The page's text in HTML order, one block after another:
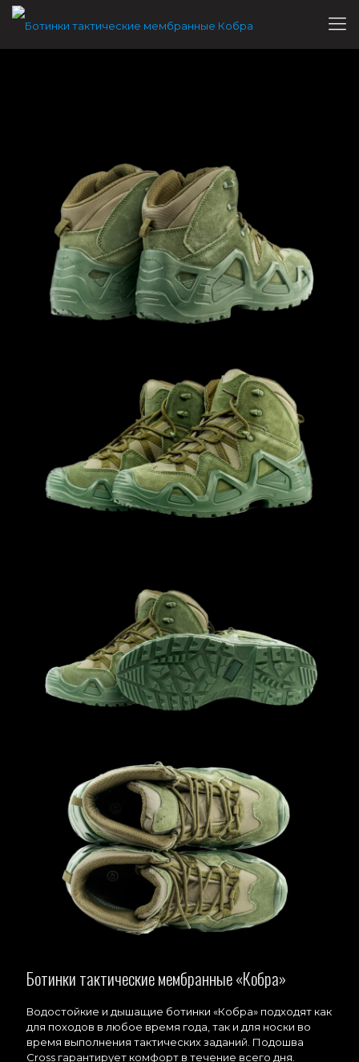
Ботинки тактические мембранные «Кобра»
Водостойкие и дышащие ботинки «Кобра» подходят как
для походов в любое время года, так и для носки во
время выполнения тактических заданий. Подошва
Cross гарантирует комфорт в течение всего дня.